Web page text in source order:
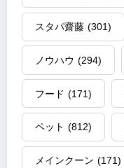
スタパ齋藤 (301)
ノウハウ (294)
フード (171)
ペット (812)
メインクーン (171)